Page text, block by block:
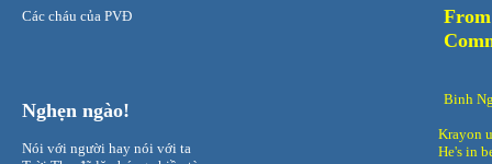
Các cháu của PVĐ
Nghẹn ngào!
Nói với người hay nói với ta
Binh
Krayon
He's in